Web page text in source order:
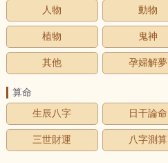
人物
動物
植物 鬼神
其他 孕婦解夢
算命
生辰八字
日干論命
三世財運 八字測算